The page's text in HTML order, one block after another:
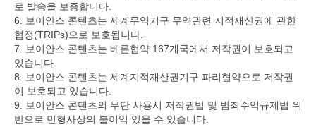
로 발송을 보증합니다.
6. 보이안스 콘텐츠는 세계무역기구 무역관련 지적재산권에 관한
협정(TRIPs)으로 보호됩니다.
7. 보이안스 콘텐츠는 베른협약 167개국에서 저작권이 보호되고
있습니다.
8. 보이안스 콘텐츠는 세계지적재산권기구 파리협약으로 저작권
이 보호되고 있습니다.
9. 보이안스 콘텐츠의 무단 사용시 저작권법 및 범죄수익규제법 위
반으로 민형사상의 불이익 있을 수 있습니다.